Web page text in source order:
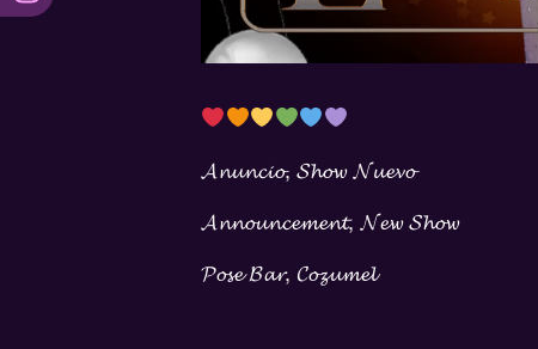
𝓐𝓷𝓾𝓷𝓬𝓲𝓸, 𝓢𝓱𝓸𝔀 𝓝𝓾𝓮𝓿𝓸
𝓐𝓷𝓷𝓸𝓾𝓷𝓬𝓮𝓶𝓮𝓷𝓽, 𝓝𝓮𝔀 𝓢𝓱𝓸𝔀
𝓟𝓸𝓼𝓮 𝓑𝓪𝓻, 𝓒𝓸𝔃𝓾𝓶𝓮𝓵